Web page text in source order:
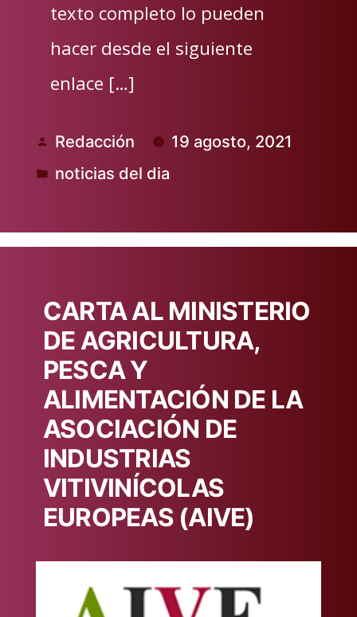
texto completo lo pueden
hacer desde el siguiente
enlace […]
Publicado
por
Redacción 19 agosto, 2021
Publicado
noticias del dia
CARTA AL MINISTERIO
DE AGRICULTURA,
PESCA Y
ALIMENTACIÓN DE LA
ASOCIACIÓN DE
INDUSTRIAS
VITIVINÍCOLAS
EUROPEAS (AIVE)